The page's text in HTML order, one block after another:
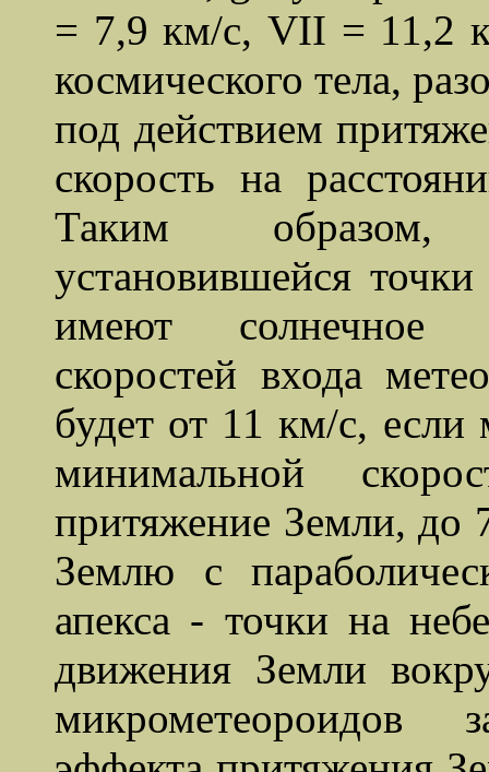
= 7,9 км/с, VII = 11,2
космического тела,
под действием
скорость на
Таким образом,
установившейся
имеют солнечное
скоростей входа
будет от 11 км/с, если
минимальной
притяжение Земли, до
Землю с
апекса - точки на
движения Земли
микрометеороидов